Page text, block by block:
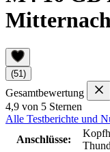
(51)
Gesamtbewertung
4,9 von 5 Sternen
Alle Testberichte und
Anschlüsse: